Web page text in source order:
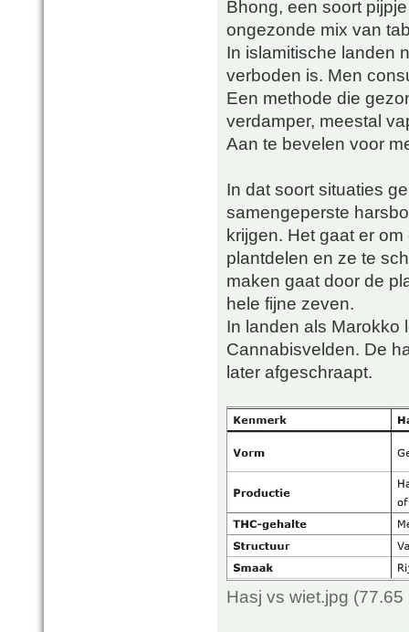
Bhong, een soort
ongezonde mix van
In islamitische landen
verboden is. Men
Een methode die
verdamper, meestal
Aan te bevelen voor
In dat soort situaties
samengeperste
krijgen. Het gaat er
plantdelen en ze te
maken gaat door de
hele fijne zeven.
In landen als Marokko
Cannabisvelden. De
later afgeschraapt.
Hasj vs wiet.jpg